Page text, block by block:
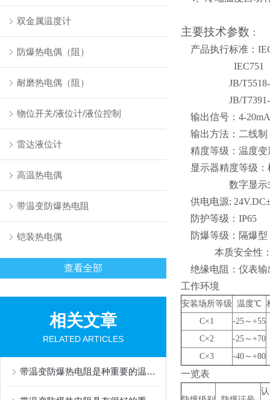
双金属温度计
防爆热电偶（阻）
耐磨热电偶（阻）
物位开关/液位计/液位控制
雷达液位计
高温热电偶
带温变防爆热电阻
铠装热电偶
查看全部
相关文章
RELATED ARTICLES
带温变防爆热电阻是种重要的温度测量工具
主要技术参数 ：
产品执行标准：
IEC751
JB/T5518-
JB/T7391-
输出信号：4-
输出方法：二线制
精度等级：温度变
显示器精度等级
数字显示
供电电源: 24V.DC
防护等级：IP65
防爆等级：隔爆型
本质安全性
绝缘电阻：仪表
工作环境
安装场所等级 温度℃
C×1 -25 ～+55
C×2 -25 ～+70
C×3 -40 ～+80
一览表